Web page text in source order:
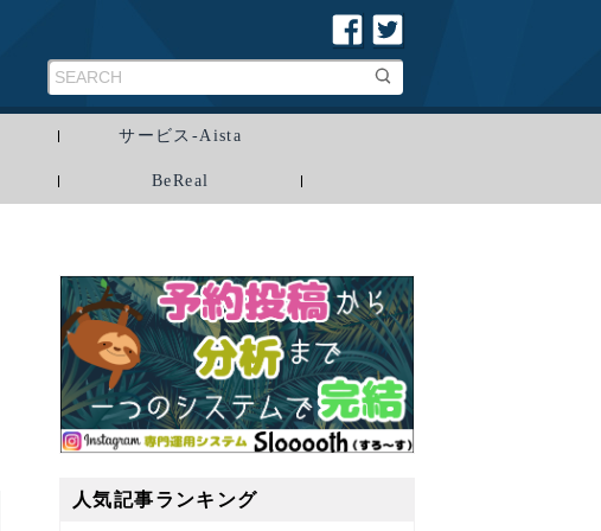
サービス-Aista
BeReal
人気記事ランキング